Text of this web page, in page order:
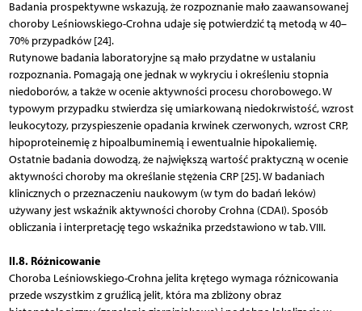
Badania prospektywne wskazują, że rozpoznanie mało zaawansowanej
choroby Leśniowskiego-Crohna udaje się potwierdzić tą metodą w 40–
70% przypadków [24].
Rutynowe badania laboratoryjne są mało przydatne w ustalaniu
rozpoznania. Pomagają one jednak w wykryciu i określeniu stopnia
niedoborów, a także w ocenie aktywności procesu chorobowego. W
typowym przypadku stwierdza się umiarkowaną niedokrwistość, wzrost
leukocytozy, przyspieszenie opadania krwinek czerwonych, wzrost CRP,
hipoproteinemię z hipoalbuminemią i ewentualnie hipokaliemię.
Ostatnie badania dowodzą, że największą wartość praktyczną w ocenie
aktywności choroby ma określanie stężenia CRP [25]. W badaniach
klinicznych o przeznaczeniu naukowym (w tym do badań leków)
używany jest wskaźnik aktywności choroby Crohna (CDAI). Sposób
obliczania i interpretację tego wskaźnika przedstawiono w tab. VIII.
II.8. Różnicowanie
Choroba Leśniowskiego-Crohna jelita krętego wymaga różnicowania
przede wszystkim z gruźlicą jelit, która ma zbliżony obraz